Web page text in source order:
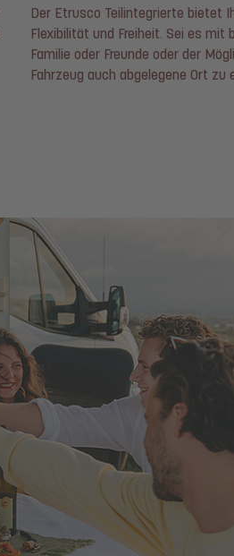
Der Etrusco Teilintegrierte bietet
Flexibilität und Freiheit. Sei es
Familie oder Freunde oder der
Fahrzeug auch abgelegene Ort zu